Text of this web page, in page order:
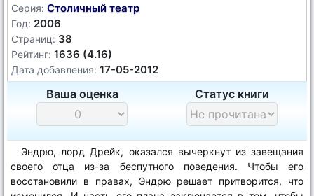
Серия: Столичный театр
Год: 2006
Страниц: 38
Рейтинг: 1636 (4.16)
Дата добавления: 17-05-2012
Ваша оценка Статус книги
Эндрю, лорд Дрейк, оказался вычеркнут из завещания
своего отца из-за беспутного поведения. Чтобы его
восстановили в правах, Эндрю решает притворится, что